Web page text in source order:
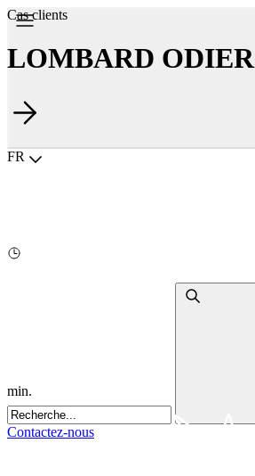
Choisir la langue
FR
Contactez-nous
Cas clients
LOMBARD ODIER
min.